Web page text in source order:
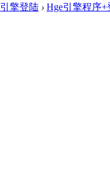
引擎登陆 › Hge引擎程序